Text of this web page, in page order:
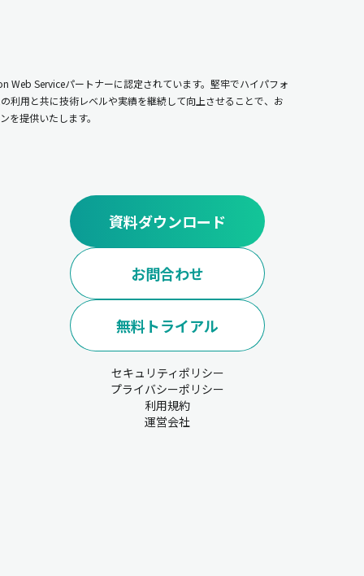
Web Serviceパートナーに認定されています。堅牢でハイパフォ
利用と共に技術レベルや実績を継続して向上させることで、お
を提供いたします。
資料ダウンロード
お問合わせ
無料トライアル
セキュリティポリシー
プライバシーポリシー
利用規約
運営会社